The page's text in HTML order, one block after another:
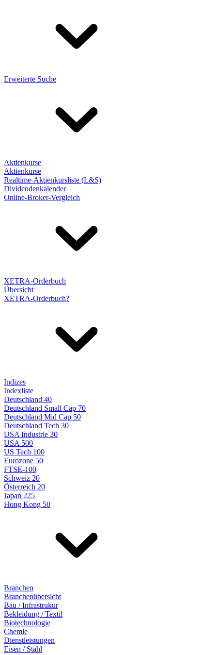
Erweiterte Suche
Aktienkurse
Aktienkurse
Realtime-Aktienkursliste (L&S)
Dividendenkalender
Online-Broker-Vergleich
XETRA-Orderbuch
Übersicht
XETRA-Orderbuch?
Indizes
Indexliste
Deutschland 40
Deutschland Small Cap 70
Deutschland Mid Cap 50
Deutschland Tech 30
USA Industrie 30
USA 500
US Tech 100
Eurozone 50
FTSE-100
Schweiz 20
Österreich 20
Japan 225
Hong Kong 50
Branchen
Branchenübersicht
Bau / Infrastrukur
Bekleidung / Textil
Biotechnologie
Chemie
Dienstleistungen
Eisen / Stahl